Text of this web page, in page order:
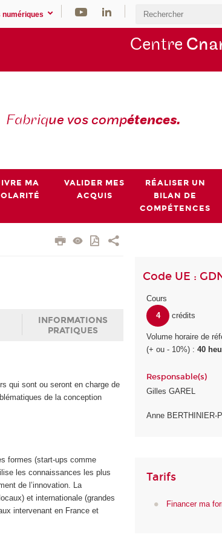
numériques
Centre
Fabrique vos compétences.
MA
VALIDER MES
ACQUIS
RÉALISER UN
BILAN DE
COMPÉTENCES
INFORMATIONS
PRATIQUES
qui sont ou seront en charge de
de la conception
formes (start-ups comme
les connaissances les plus
de l’innovation. La
et internationale (grandes
intervenant en France et
Code UE :
Cours
4
crédits
Volume horaire de
(+ ou - 10%) :40
Responsable(s)
Gilles GAREL
Anne BERTHINIER-
Tarifs
Financer ma